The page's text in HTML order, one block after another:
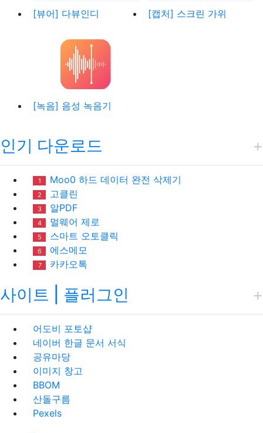
[뷰어] 다뷰인디 [캡처] 스크린 가위
[녹음] 음성 녹음기
인기 다운로드
1 Moo0 하드 데이터 완전 삭제기
2 고클린
3 알PDF
4 멀웨어 제로
5 스마트 오토클릭
6 에스메모
7 카카오톡
사이트 | 플러그인
어도비 포토샵
네이버 한글 문서 서식
공유마당
이미지 창고
BBOM
산돌구름
Pexels